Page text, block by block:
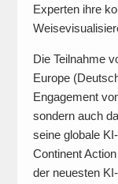
Experten ihre
Die Teilnahme
Europe
Engagement
sondern auch
seine globale
Continent
der neuesten